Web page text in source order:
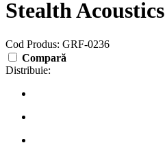
Stealth Acoustics
Cod Produs: GRF-0236
Compară
Distribuie: